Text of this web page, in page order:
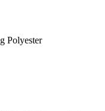
Polyester